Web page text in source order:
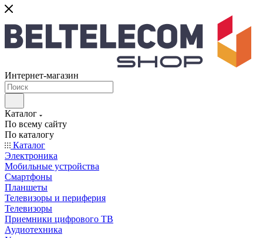
Интернет-магазин
Каталог
По всему сайту
По каталогу
Каталог
Электроника
Мобильные устройства
Смартфоны
Планшеты
Телевизоры и периферия
Телевизоры
Приемники цифрового ТВ
Аудиотехника